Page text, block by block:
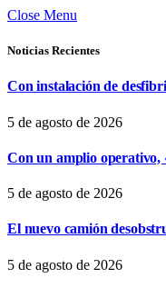
Close Menu
Noticias Recientes
Con instalación de
5 de agosto de 2026
Con un amplio operativo,
5 de agosto de 2026
El nuevo camión
5 de agosto de 2026